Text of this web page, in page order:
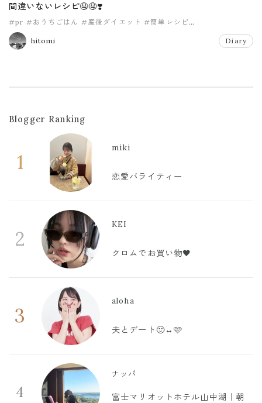
間違いないレシピ🤤🤤❣️
#pr #おうちごはん #産後ダイエット #簡単レシピ
#身体にいいごはん
hitomi
Diary
Blogger Ranking
1
miki
恋愛バライティー
2
KEI
クロムでお買い物🖤
3
aloha
夫とデート🙂‍↔️🩷
4
ナッパ
富士マリオットホテル山中湖｜朝